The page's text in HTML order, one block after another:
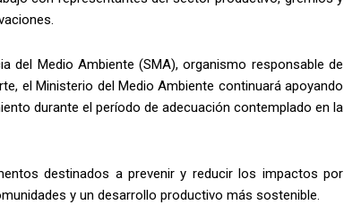
del Medio Ambiente (SMA), organismo responsable de
el Ministerio del Medio Ambiente continuará apoyando
durante el período de adecuación contemplado en la
destinados a prevenir y reducir los impactos por
y un desarrollo productivo más sostenible.